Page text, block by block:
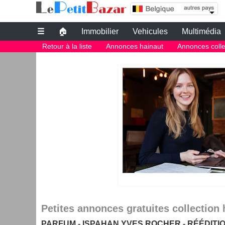
le bon coin belgique | parfum ispahan yves
☰ 🏠 Immobilier Vehicules Multimédia
Leboncoin belgique
Petites annonces gratuites
petite annonce gratuite belgique
PETITES ANNONCES BELGIQUE
Le plus grand site de petites annonces pour des affaires d'occasion
Des annonces et de bonnes affaires d'occasion. Insérez
Retour à la liste Annonces hainaut Annonces
Petites annonces gratuites collection